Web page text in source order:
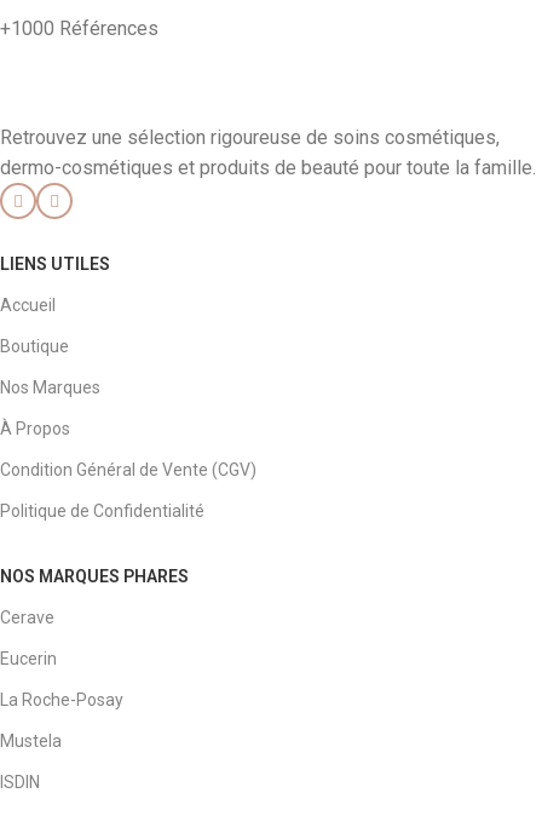
+1000 Références
Retrouvez une sélection rigoureuse de soins cosmétiques,
dermo-cosmétiques et produits de beauté pour toute la famille.
LIENS UTILES
Accueil
Boutique
Nos Marques
À Propos
Condition Général de Vente (CGV)
Politique de Confidentialité
NOS MARQUES PHARES
Cerave
Eucerin
La Roche-Posay
Mustela
ISDIN